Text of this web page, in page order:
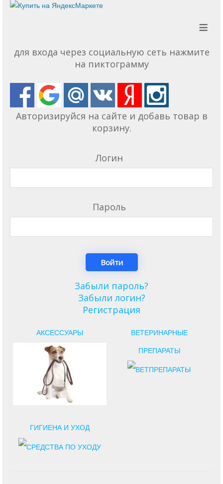
≡
для входа через социальную сеть нажмите
на пиктограмму
Авторизируйся на сайте и добавь товар в
корзину.
Логин
Пароль
Забыли пароль?
Забыли логин?
Регистрация
АКСЕССУАРЫ ВЕТЕРИНАРНЫЕ
ПРЕПАРАТЫ
ГИГИЕНА И УХОД